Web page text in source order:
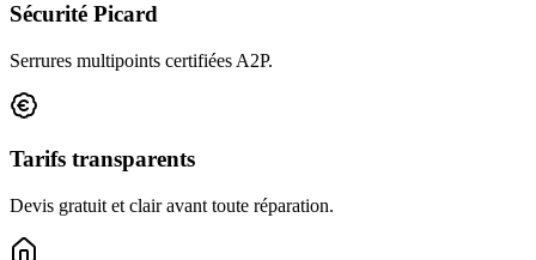
Sécurité Picard
Serrures multipoints certifiées A2P.
Tarifs transparents
Devis gratuit et clair avant toute réparation.